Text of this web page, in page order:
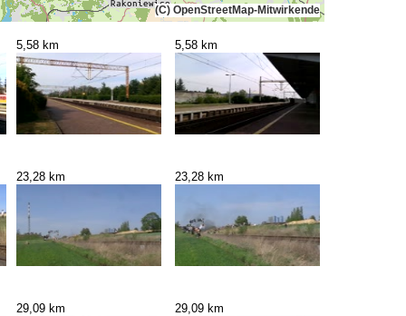
(C) OpenStreetMap-Mitwirkende
5,58 km 5,58 km
23,28 km 23,28 km
29,09 km 29,09 km